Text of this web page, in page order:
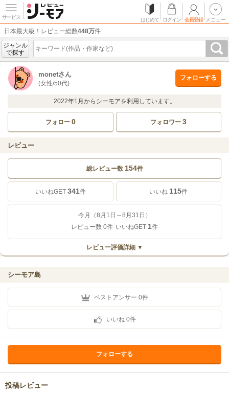
サービス はじめて ログイン 会員登録 メニュー
日本最大級！レビュー総数448万件
ジャンル
で探す
monetさん
(女性/50代)
フォローする
2022年1月からシーモアを利用しています。
フォロー 0 フォロワー3
レビュー
総レビュー数 154件
いいねGET 341件 いいね 115件
今月（8月1日～8月31日）
レビュー数 0件 いいねGET 1件
レビュー評価詳細 ▼
シーモア島
ベストアンサー 0件
いいね 0件
フォローする
投稿レビュー